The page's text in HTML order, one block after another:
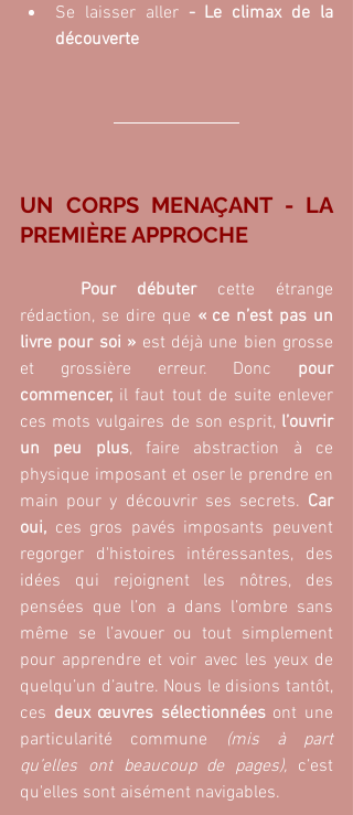
Se laisser aller - Le climax de la
découverte
UN CORPS MENAÇANT - LA
PREMIÈRE APPROCHE
Pour débuter cette étrange
rédaction, se dire que « ce n’est pas un
livre pour soi » est déjà une bien grosse
et grossière erreur. Donc pour
commencer, il faut tout de suite enlever
ces mots vulgaires de son esprit, l’ouvrir
un peu plus, faire abstraction à ce
physique imposant et oser le prendre en
main pour y découvrir ses secrets. Car
oui, ces gros pavés imposants peuvent
regorger d'histoires intéressantes, des
idées qui rejoignent les nôtres, des
pensées que l’on a dans l’ombre sans
même se l’avouer ou tout simplement
pour apprendre et voir avec les yeux de
quelqu’un d’autre. Nous le disions tantôt,
ces deux œuvres sélectionnées ont une
particularité commune
(mis à part
qu’elles ont beaucoup de pages), c’est
qu'elles sont aisément navigables.